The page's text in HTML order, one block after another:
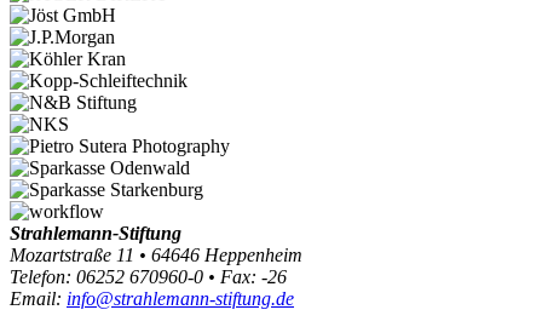
Strahlemann-Stiftung
Mozartstraße 11 • 64646 Heppenheim
Telefon: 06252 670960-0 • Fax: -26
Email: info@strahlemann-stiftung.de